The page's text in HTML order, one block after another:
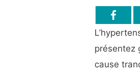
présentez
cause